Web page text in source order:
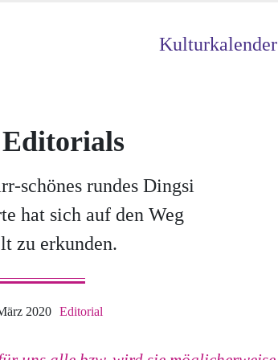
Kulturkalender
Editorials
schönes rundes Dingsi
hat sich auf den Weg
zu erkunden.
2020 Editorial